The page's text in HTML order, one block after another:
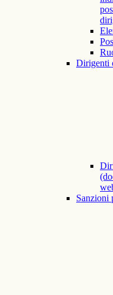
Dirigenti
Sanzioni